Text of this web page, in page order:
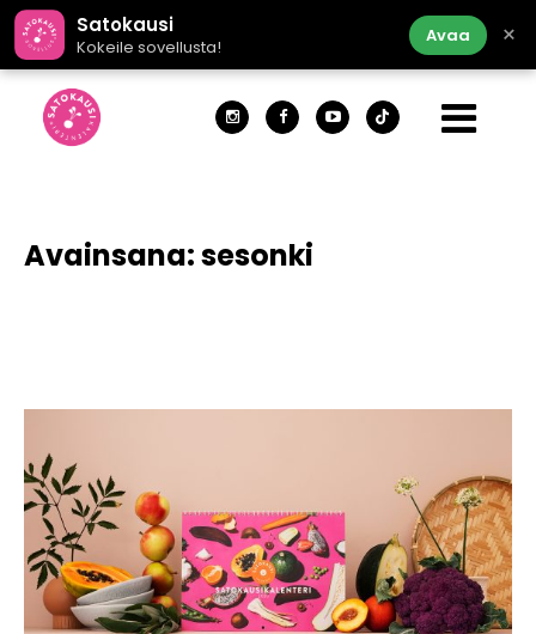
Satokausi
Kokeile sovellusta!
Avaa ×
Avainsana:sesonki